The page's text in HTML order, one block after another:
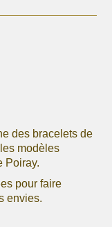
des bracelets de
modèles
Poiray.
pour faire
envies.